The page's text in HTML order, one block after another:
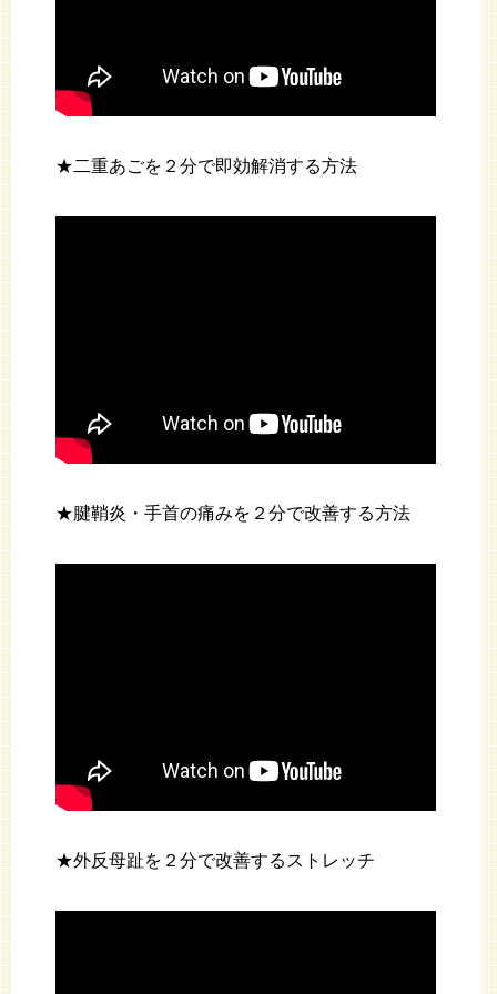
★二重あごを２分で即効解消する方法
★腱鞘炎・手首の痛みを２分で改善する方法
★外反母趾を２分で改善するストレッチ